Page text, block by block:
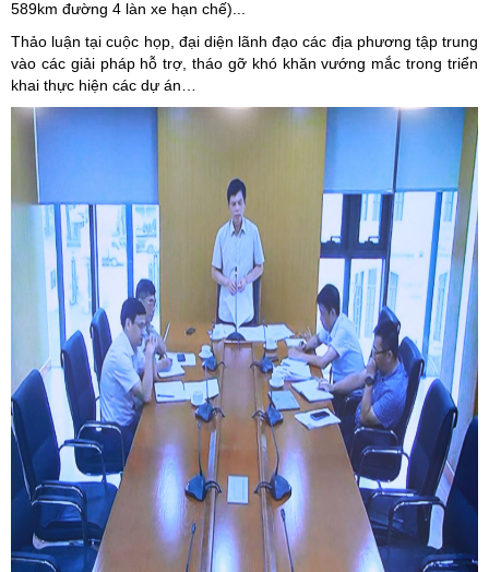
589km đường 4 làn xe hạn chế)...
Thảo luận tại cuộc họp, đại diện lãnh đạo các địa phương tập trung
vào các giải pháp hỗ trợ, tháo gỡ khó khăn vướng mắc trong triển
khai thực hiện các dự án…